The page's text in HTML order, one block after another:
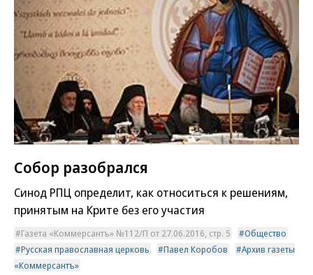
Собор разобрался
Синод РПЦ определит, как относиться к решениям,
принятым на Крите без его участия
Газета «Коммерсантъ» №112/П от 27.06.2016, стр. 5
Общество
Русская православная церковь
Павел Коробов
Архив газеты
«Коммерсантъ»